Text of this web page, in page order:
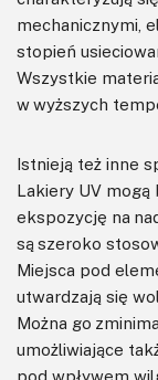
mechanicznymi,
stopień
Wszystkie
w wyższych
Istnieją też inne
Lakiery UV
ekspozycję na
są szeroko
Miejsca pod
utwardzają się
Można go
umożliwiające
pod wpływem